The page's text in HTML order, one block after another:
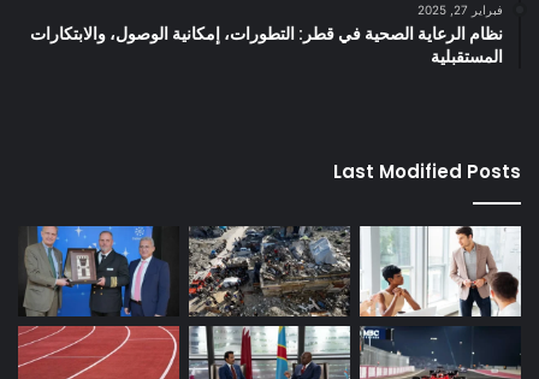
فبراير 27, 2025
نظام الرعاية الصحية في قطر: التطورات، إمكانية الوصول، والابتكارات
المستقبلية
Last Modified Posts